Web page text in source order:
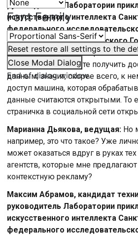
Font Family
Reset restore all settings to the
Close Modal Dialog
End of dialog window.
руководитель Лаборатории
искусственного интеллекта
федерального
доцент Санкт-Петербургского
Университета:Очень просто:
пользователь, можете получить
данным, значит, скорее всего, к
доступ машина, которая
данные считаются открытыми. То
страничка в социальной сети
Марианна Дьякова, ведущая: Но
например, это что такое? Уже
может оказаться вдруг в руках
агентств, которые мне
контекстную рекламу?
Максим Абрамов, кандидат
руководитель Лаборатории
искусственного интеллекта
федерального